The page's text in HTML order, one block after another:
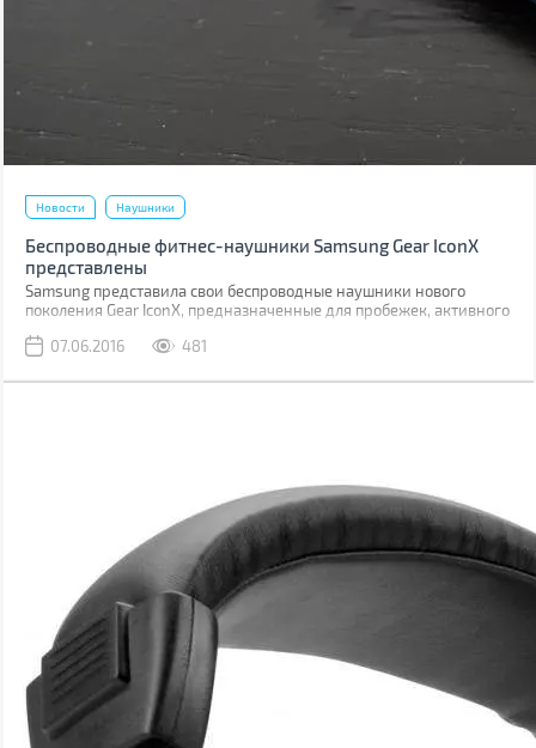
Новости Наушники
Беспроводные фитнес-наушники Samsung Gear IconX
представлены
Samsung представила свои беспроводные наушники нового
поколения Gear IconX, предназначенные для пробежек, активного
07.06.2016
481